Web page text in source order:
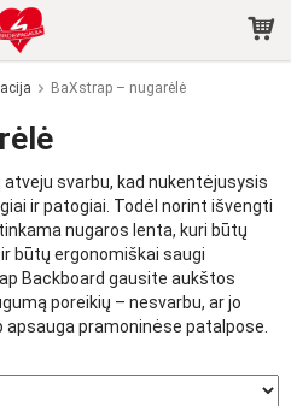
BaXstrap – nugarėlė
svarbu, kad nukentėjusysis
ir patogiai. Todėl norint išvengti
nugaros lenta, kuri būtų
būtų ergonomiškai saugi
Backboard gausite aukštos
poreikių – nesvarbu, ar jo
apsauga pramoninėse patalpose.